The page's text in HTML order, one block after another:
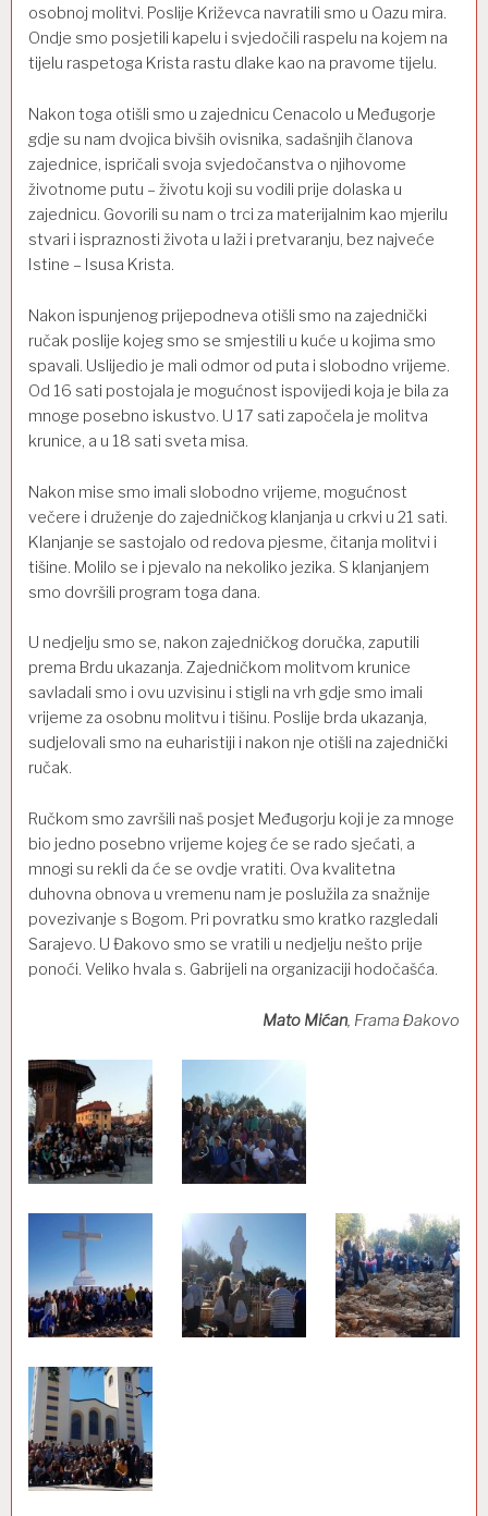
osobnoj molitvi. Poslije Križevca navratili smo u Oazu mira.
Ondje smo posjetili kapelu i svjedočili raspelu na kojem na
tijelu raspetoga Krista rastu dlake kao na pravome tijelu.
Nakon toga otišli smo u zajednicu Cenacolo u Međugorje
gdje su nam dvojica bivših ovisnika, sadašnjih članova
zajednice, ispričali svoja svjedočanstva o njihovome
životnome putu – životu koji su vodili prije dolaska u
zajednicu. Govorili su nam o trci za materijalnim kao mjerilu
stvari i ispraznosti života u laži i pretvaranju, bez najveće
Istine – Isusa Krista.
Nakon ispunjenog prijepodneva otišli smo na zajednički
ručak poslije kojeg smo se smjestili u kuće u kojima smo
spavali. Uslijedio je mali odmor od puta i slobodno vrijeme.
Od 16 sati postojala je mogućnost ispovijedi koja je bila za
mnoge posebno iskustvo. U 17 sati započela je molitva
krunice, a u 18 sati sveta misa.
Nakon mise smo imali slobodno vrijeme, mogućnost
večere i druženje do zajedničkog klanjanja u crkvi u 21 sati.
Klanjanje se sastojalo od redova pjesme, čitanja molitvi i
tišine. Molilo se i pjevalo na nekoliko jezika. S klanjanjem
smo dovršili program toga dana.
U nedjelju smo se, nakon zajedničkog doručka, zaputili
prema Brdu ukazanja. Zajedničkom molitvom krunice
savladali smo i ovu uzvisinu i stigli na vrh gdje smo imali
vrijeme za osobnu molitvu i tišinu. Poslije brda ukazanja,
sudjelovali smo na euharistiji i nakon nje otišli na zajednički
ručak.
Ručkom smo završili naš posjet Međugorju koji je za mnoge
bio jedno posebno vrijeme kojeg će se rado sjećati, a
mnogi su rekli da će se ovdje vratiti. Ova kvalitetna
duhovna obnova u vremenu nam je poslužila za snažnije
povezivanje s Bogom. Pri povratku smo kratko razgledali
Sarajevo. U Đakovo smo se vratili u nedjelju nešto prije
ponoći. Veliko hvala s. Gabrijeli na organizaciji hodočašća.
Mato Mićan, Frama Đakovo